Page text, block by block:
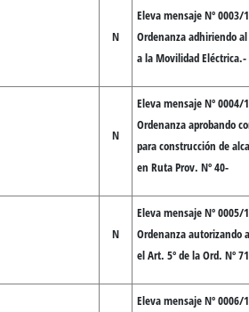
N
Eleva mensaje Nº 0003/
Ordenanza adhiriendo
a la Movilidad Eléctrica.-
N
Eleva mensaje Nº 0004/
Ordenanza aprobando
para construcción de
en Ruta Prov. Nº 40-
N
Eleva mensaje Nº 0005/
Ordenanza autorizando
el Art. 5º de la Ord. Nº
Eleva mensaje Nº 0006/